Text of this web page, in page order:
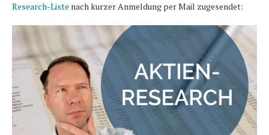
Research-Liste nach kurzer Anmeldung per Mail zugesendet: